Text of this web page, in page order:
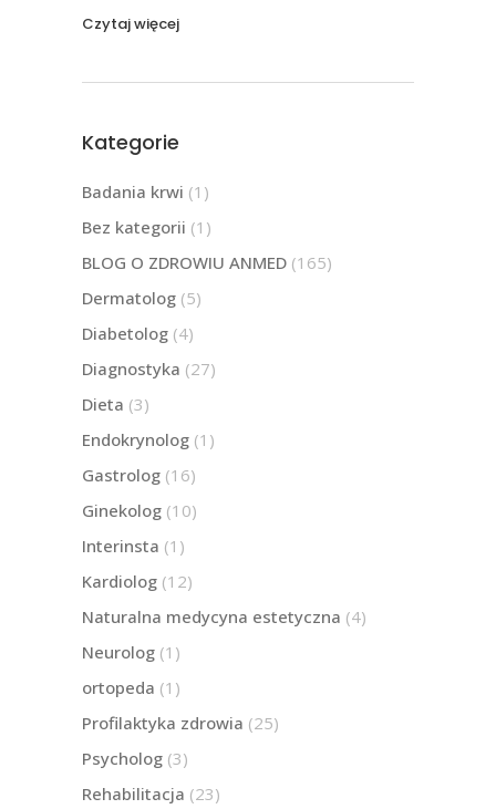
Czytaj więcej
Kategorie
Badania krwi (1)
Bez kategorii (1)
BLOG O ZDROWIU ANMED (165)
Dermatolog (5)
Diabetolog (4)
Diagnostyka (27)
Dieta (3)
Endokrynolog (1)
Gastrolog (16)
Ginekolog (10)
Interinsta (1)
Kardiolog (12)
Naturalna medycyna estetyczna (4)
Neurolog (1)
ortopeda (1)
Profilaktyka zdrowia (25)
Psycholog (3)
Rehabilitacja (23)